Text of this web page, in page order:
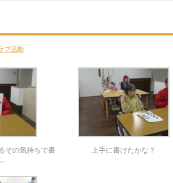
ブ活動
ぞの気持ちで書
上手に書けたかな？